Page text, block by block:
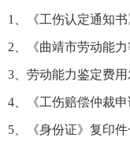
1、《工伤认定通知
2、《曲靖市劳动能
3、劳动能力鉴定费
4、《工伤赔偿仲裁申
5、《身份证》复印